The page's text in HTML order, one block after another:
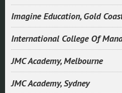
Imagine Education, Gold
International College Of
JMC Academy, Melbourne
JMC Academy, Sydney